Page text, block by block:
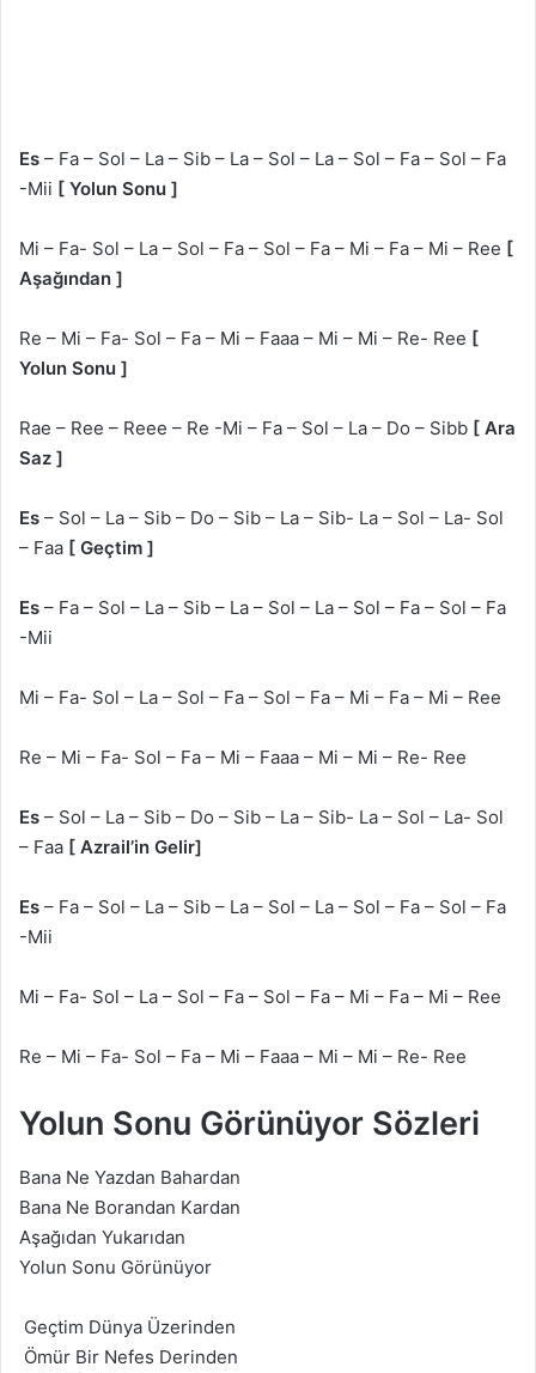
Es – Fa – Sol – La – Sib – La – Sol – La – Sol – Fa – Sol – Fa
-Mii [ Yolun Sonu ]
Mi – Fa- Sol – La – Sol – Fa – Sol – Fa – Mi – Fa – Mi – Ree [
Aşağından ]
Re – Mi – Fa- Sol – Fa – Mi – Faaa – Mi – Mi – Re- Ree [
Yolun Sonu ]
Rae – Ree – Reee – Re -Mi – Fa – Sol – La – Do – Sibb [ Ara
Saz ]
Es – Sol – La – Sib – Do – Sib – La – Sib- La – Sol – La- Sol
– Faa [ Geçtim ]
Es – Fa – Sol – La – Sib – La – Sol – La – Sol – Fa – Sol – Fa
-Mii
Mi – Fa- Sol – La – Sol – Fa – Sol – Fa – Mi – Fa – Mi – Ree
Re – Mi – Fa- Sol – Fa – Mi – Faaa – Mi – Mi – Re- Ree
Es – Sol – La – Sib – Do – Sib – La – Sib- La – Sol – La- Sol
– Faa [ Azrail’in Gelir]
Es – Fa – Sol – La – Sib – La – Sol – La – Sol – Fa – Sol – Fa
-Mii
Mi – Fa- Sol – La – Sol – Fa – Sol – Fa – Mi – Fa – Mi – Ree
Re – Mi – Fa- Sol – Fa – Mi – Faaa – Mi – Mi – Re- Ree
Yolun Sonu Görünüyor Sözleri
Bana Ne Yazdan Bahardan
Bana Ne Borandan Kardan
Aşağıdan Yukarıdan
Yolun Sonu Görünüyor
Geçtim Dünya Üzerinden
Ömür Bir Nefes Derinden